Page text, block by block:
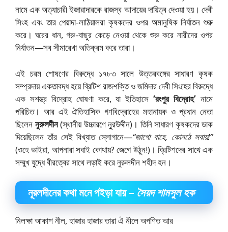
নামে এক অত্যাচারী ইজারাদারকে রাজস্ব আদায়ের দায়িত্ব দেওয়া হয়। দেবী
সিংহ এবং তার পেয়াদা-লাঠিয়ালরা কৃষকদের ওপর অমানুষিক নির্যাতন শুরু
করে। ঘরের ধান, গরু-বাছুর কেড়ে নেওয়া থেকে শুরু করে নারীদের ওপর
নির্যাতন—সব সীমারেখা অতিক্রম করে তারা।
এই চরম শোষণের বিরুদ্ধে ১৭৮৩ সালে উত্তরবঙ্গের সাধারণ কৃষক
সম্প্রদায় একতাবদ্ধ হয়ে ব্রিটিশ রাজশক্তি ও জমিদার দেবী সিংহের বিরুদ্ধে
এক সশস্ত্র বিদ্রোহ ঘোষণা করে, যা ইতিহাসে‘রংপুর বিদ্রোহ’ নামে
পরিচিত। আর এই ঐতিহাসিক গণবিদ্রোহের মহানায়ক ও প্রধান নেতা
ছিলেন নুরুলদীন(স্থানীয় উচ্চারণে নূুরউদ্দীন)। তিনি সাধারণ কৃষকদের ডাক
দিয়েছিলেন তাঁর সেই বিখ্যাত স্লোগানে—“জাগো বাহে, কোনঠে সবায়!”
(ওহে ভাইরা, আপনারা সবাই কোথায়? জেগে উঠুন!)। ব্রিটিশদের সাথে এক
সম্মুখ যুদ্ধে বীরত্বের সাথে লড়াই করে নুরুলদীন শহীদ হন।
নূরলদীনের কথা মনে পইড়া যায় – সৈয়দ শামসুল হক
নিলক্ষা আকাশ নীল, হাজার হাজার তারা ঐ নীলে অগণিত আর